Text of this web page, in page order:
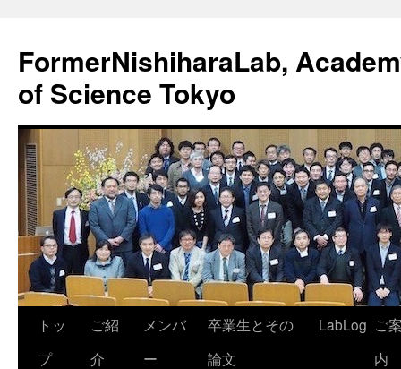
FormerNishiharaLab,
of Science Tokyo
トッ
プ
ご紹
介
メンバ
ー
卒業生とその
論文
LabLog ご
内